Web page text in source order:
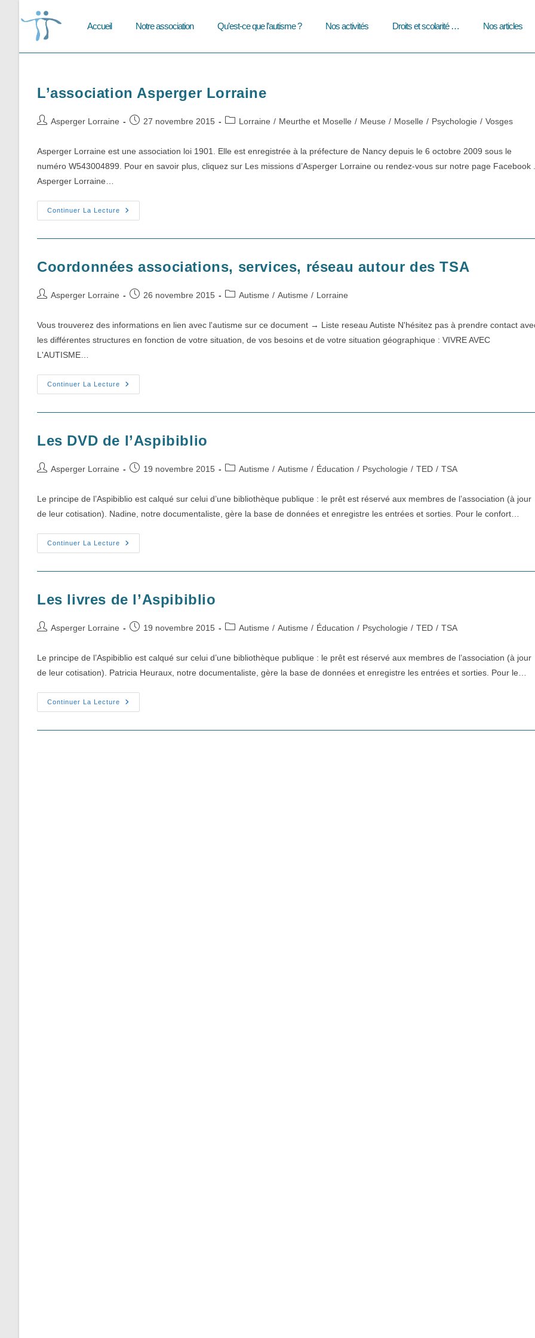
Accueil Notre association Qu’est-ce que l’autisme ? Nos activités Droits et scolarité … Nos articles
L’association Asperger Lorraine
Auteur/autrice
publication :
Asperger Lorraine
Publication
27 novembre 2015
PostLorraine / Meurthe et Moselle / Meuse / Moselle / Psychologie / Vosges
Asperger Lorraine est une association loi 1901. Elle est enregistrée à la préfecture de Nancy depuis le 6 octobre 2009 sous le
numéro W543004899. Pour en savoir plus, cliquez sur Les missions d’Asperger Lorraine ou rendez-vous sur notre page Facebook .
Asperger Lorraine…
Continuer La Lecture
L’association
Asperger
Coordonnées associations, services, réseau autour des TSA
Auteur/autrice
Asperger Lorraine
Publication
26 novembre 2015
PostAutisme / Autisme / Lorraine
Vous trouverez des informations en lien avec l'autisme sur ce document → Liste reseau Autiste N'hésitez pas à prendre contact
les différentes structures en fonction de votre situation, de vos besoins et de votre situation géographique : VIVRE AVEC
L'AUTISME…
Continuer La Lecture
Coordonnées
Associations,
TSA
Les DVD de l’Aspibiblio
Auteur/autrice
publication :
Asperger Lorraine
Publication
19 novembre 2015
PostAutisme / Autisme / Éducation / Psychologie / TED / TSA
Le principe de l’Aspibiblio est calqué sur celui d’une bibliothèque publique : le prêt est réservé aux membres de l’association (à jour
de leur cotisation). Nadine, notre documentaliste, gère la base de données et enregistre les entrées et sorties. Pour le confort…
Continuer La Lecture
Les
DVD
Les livres de l’Aspibiblio
Auteur/autrice
publication :
Asperger Lorraine
Publication
19 novembre 2015
PostAutisme / Autisme / Éducation / Psychologie / TED / TSA
Le principe de l’Aspibiblio est calqué sur celui d’une bibliothèque publique : le prêt est réservé aux membres de l’association (à jour
de leur cotisation). Patricia Heuraux, notre documentaliste, gère la base de données et enregistre les entrées et sorties. Pour le…
Continuer La Lecture
Les
Livres